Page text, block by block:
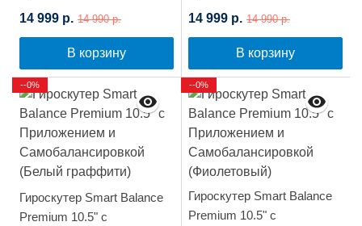
(Фиолетовый космос)
14 999 р. 14 990 р.
В корзину
(Синий космос)
14 999 р. 14 990 р.
В корзину
Гироскутер Smart Balance
Premium 10.5" с
--0%
Гироскутер Smart Balance
Premium 10.5" с
--0%